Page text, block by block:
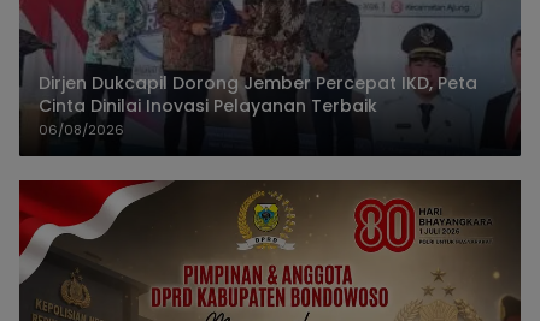
Dirjen Dukcapil Dorong Jember Percepat IKD, Peta
Cinta Dinilai Inovasi Pelayanan Terbaik
06/08/2026